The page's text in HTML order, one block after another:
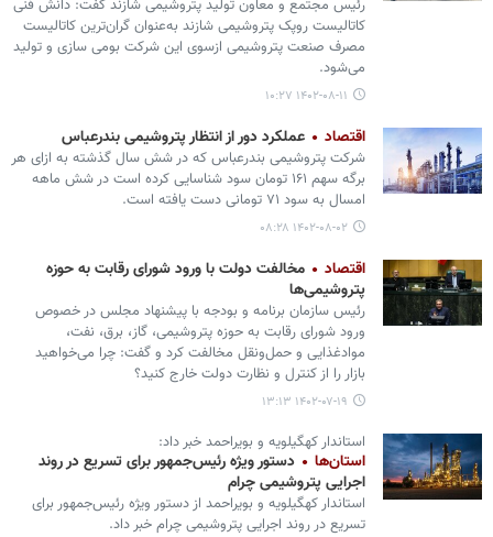
رئیس مجتمع و معاون تولید پتروشیمی شازند گفت: دانش فنی
کاتالیست روپک پتروشیمی شازند به‌عنوان گران‌ترین کاتالیست
مصرف صنعت پتروشیمی ازسوی این شرکت بومی سازی و تولید
می‌شود.
۱۴۰۲-۰۸-۱۱ ۱۰:۲۷
اقتصاد عملکرد دور از انتظار پتروشیمی بندرعباس
شرکت پتروشیمی بندرعباس که در شش سال گذشته به ازای هر
برگه سهم ۱۶۱ تومان سود شناسایی کرده است در شش ماهه
امسال به سود ۷۱ تومانی دست یافته است.
۱۴۰۲-۰۸-۰۲ ۰۸:۲۸
اقتصاد
مخالفت دولت با ورود شورای رقابت به حوزه
پتروشیمی‌ها
رئیس سازمان برنامه و بودجه با پیشنهاد مجلس در خصوص
ورود شورای رقابت به حوزه پتروشیمی، گاز، برق، نفت،
موادغذایی و حمل‌ونقل مخالفت کرد و گفت: چرا می‌خواهید
بازار را از کنترل و نظارت دولت خارج کنید؟
۱۴۰۲-۰۷-۱۹ ۱۳:۱۳
استاندار کهگیلویه و بویراحمد خبر داد:
استان‌ها
دستور ویژه رئیس‌جمهور برای تسریع در روند
اجرایی پتروشیمی چرام
استاندار کهگیلویه و بویراحمد از دستور ویژه رئیس‌جمهور برای
تسریع در روند اجرایی پتروشیمی چرام خبر داد.